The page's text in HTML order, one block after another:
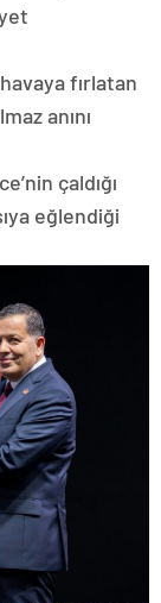
fırlatan
anını
çaldığı
eğlendiği